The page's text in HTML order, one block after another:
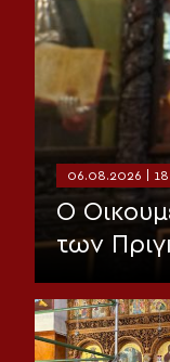
06.08.2026 |
Ο
των